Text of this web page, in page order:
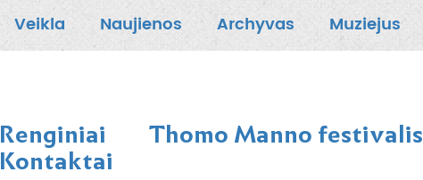
Veikla Naujienos Archyvas Muziejus
Renginiai Thomo Manno festivalis
Kontaktai